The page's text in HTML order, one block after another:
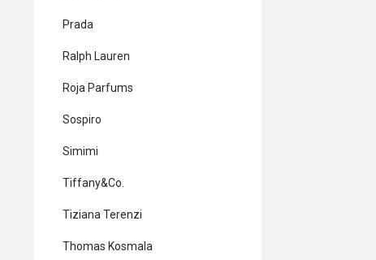
Prada
Ralph Lauren
Roja Parfums
Sospiro
Simimi
Tiffany&Co.
Tiziana Terenzi
Thomas Kosmala